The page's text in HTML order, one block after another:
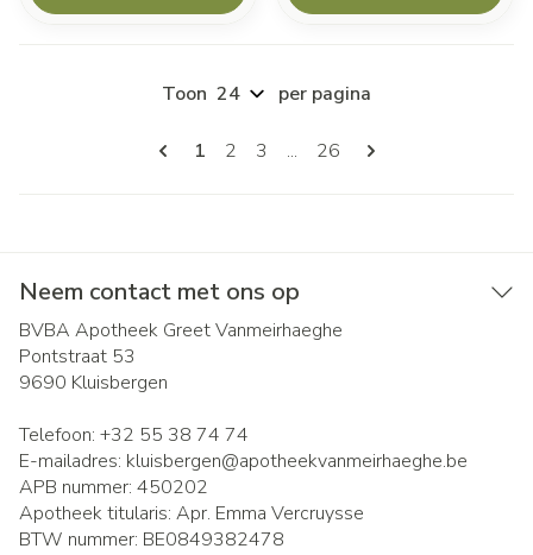
Pagina's
U lees momenteel pagina
1 Pagina
2 Pagina
3 ... Pagina
26
Toon per pagina
Neem contact met ons op
BVBA Apotheek Greet Vanmeirhaeghe
Pontstraat 53
9690 Kluisbergen
Telefoon: +32 55 38 74 74
E-mailadres: kluisbergen@apotheekvanmeirhaeghe.be
APB nummer: 450202
Apotheek titularis: Apr. Emma Vercruysse
BTW nummer: BE0849382478